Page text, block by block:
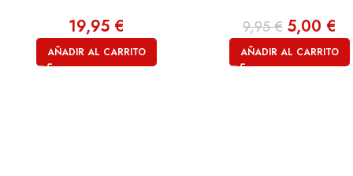
19,95 €
AÑADIR AL CARRITO
9,95€ 5,00 €
AÑADIR AL CARRITO